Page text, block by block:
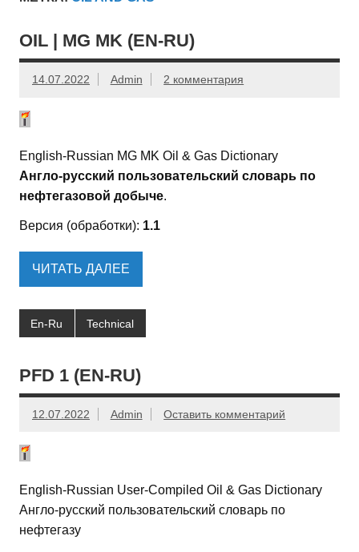
OIL | MG MK (EN-RU)
14.07.2022 Admin 2 комментария
English-Russian MG MK Oil & Gas Dictionary
Англо-русский пользовательский словарь по
нефтегазовой добыче.
Версия (обработки): 1.1
ЧИТАТЬ ДАЛЕЕ
En-Ru Technical
PFD 1 (EN-RU)
12.07.2022 Admin Оставить комментарий
English-Russian User-Compiled Oil & Gas Dictionary
Англо-русский пользовательский словарь по
нефтегазу